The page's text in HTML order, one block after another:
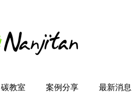
碳教室 案例分享 最新消息